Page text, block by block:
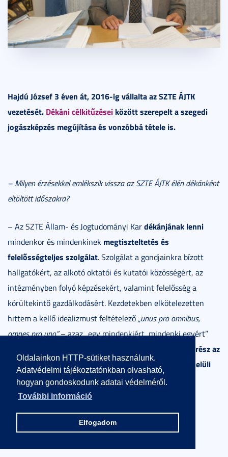
Oldalainkon HTTP-sütiket használunk.
Adatvédelmi tájékoztatónkban olvasható,
hogyan gondoskodunk adatai védelméről.
További információ
Elfogadom
Hajdú József 3 éven át, 2016-ig vállalta az SZTE ÁJTK
vezetését. Dékáni célkitűzései között szerepelt a szegedi
jogászképzés megújítása és vonzóbbá tétele is.
– Milyen érzésekkel emlékszik vissza az SZTE ÁJTK élén dékánként
eltöltött időszakra?
– Az SZTE Állam- és Jogtudományi Kardékánjának lenni
mindenkor és mindenkinek megtiszteltetés és
felelősségteljes szolgálat. Szolgálat a gondjainkra bízott
hallgatókért, az alkotó oktatói és kutatói közösségért, az
intézményben folyó képzésekért, valamint felelősség a
körültekintő gazdálkodásért. Kezdetekben elkötelezetten
hittem a kellő idealizmust feltételező„unus pro omnibus,
omnes pro uno”– azaz „egy mindenkiért, mindenki egyért”
– „rész az
egész helyett” elv hatékonyabban szolgálja a karon belüli
feladatok végrehajtását.